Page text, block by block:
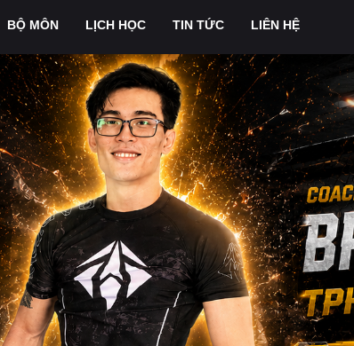
BỘ MÔN LỊCH HỌC TIN TỨC LIÊN HỆ